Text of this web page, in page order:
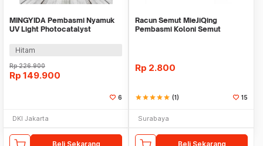
MINGYIDA Pembasmi Nyamuk
UV Light Photocatalyst
Hitam
Rp226.900
Rp 149.900
6
DKI Jakarta
Beli Sekarang
Racun Semut MieJiQing
Pembasmi Koloni Semut
Rp 2.800
starstarstarstarstar (1) 15
Surabaya
Beli Sekarang